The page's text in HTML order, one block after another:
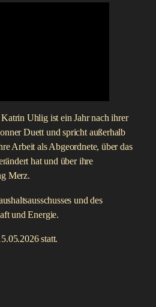
Uhlig ist ein Jahr nach ihrer
Duett und spricht außerhalb
Arbeit als Abgeordnete, über das
hat und über ihre
Merz.
und des
und Energie.
statt.